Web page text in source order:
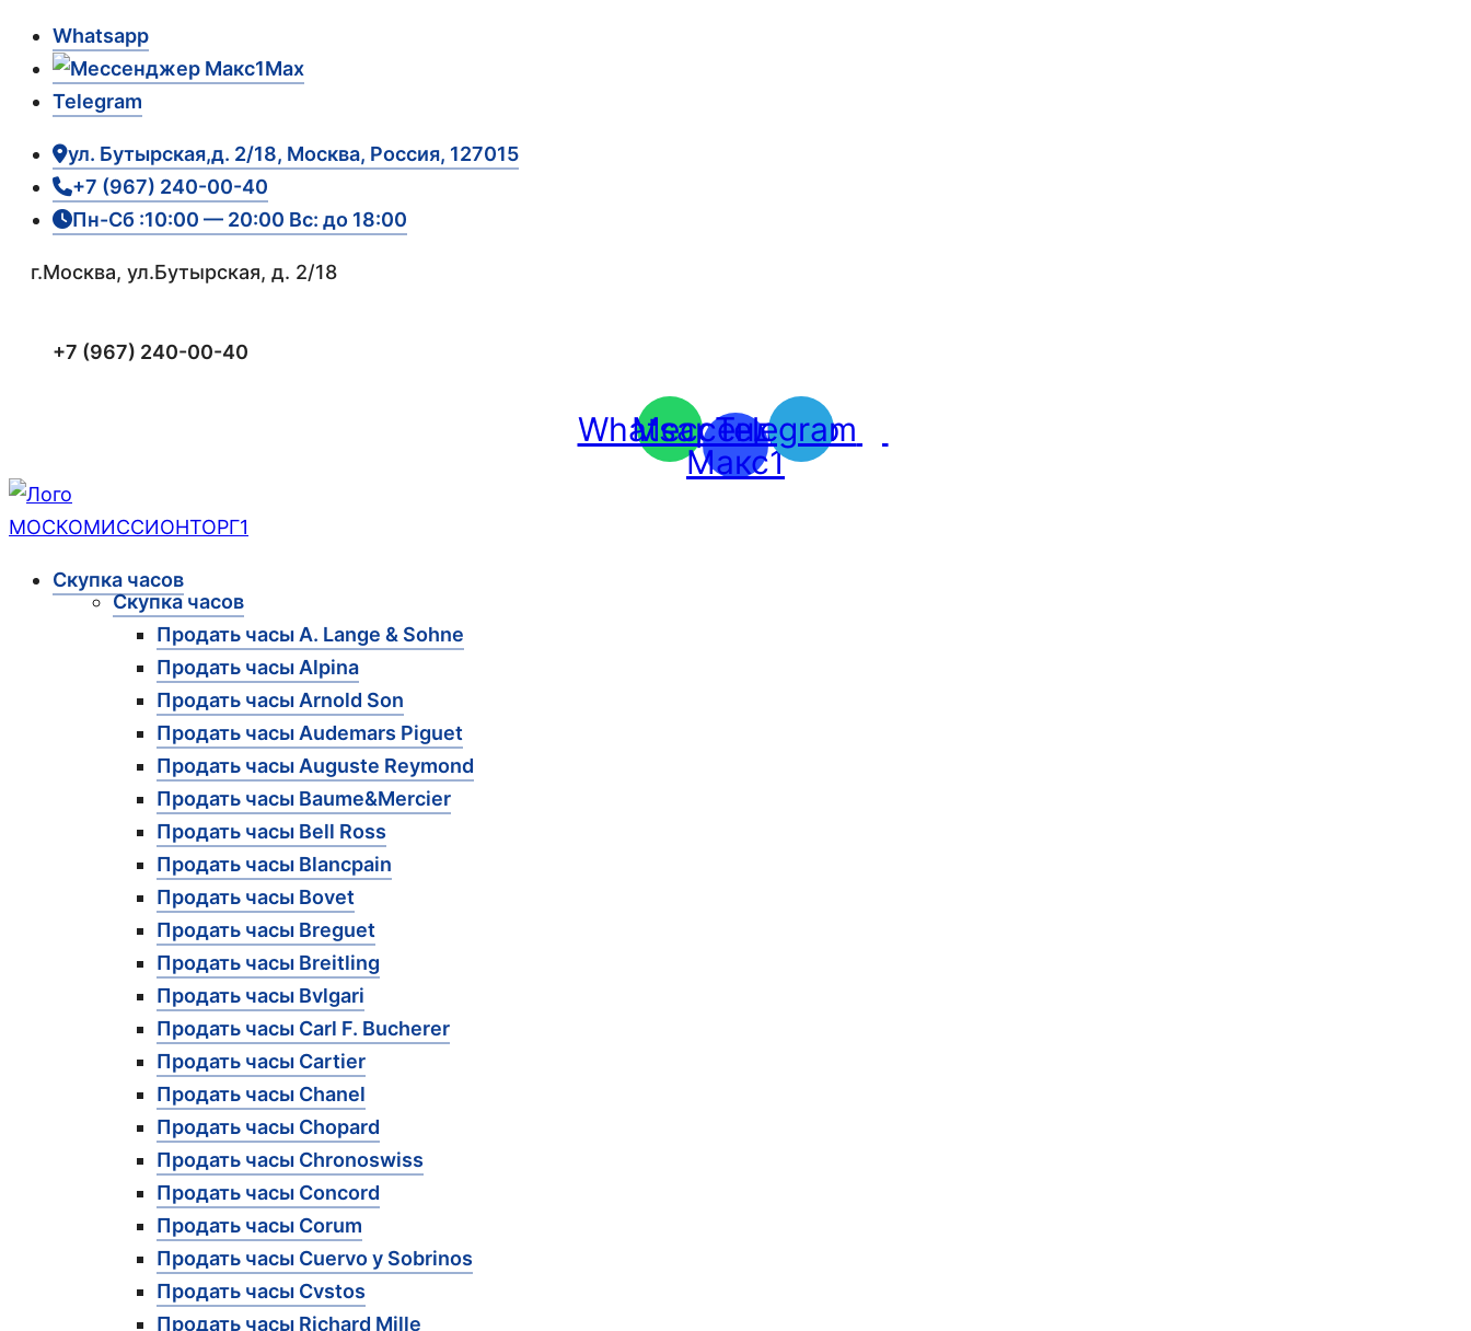
Whatsapp
Max
Telegram
ул. Бутырская,д. 2/18, Москва, Россия, 127015
+7 (967) 240-00-40
Пн-Сб :10:00 — 20:00 Вс: до 18:00
г.Москва, ул.Бутырская, д. 2/18
+7 (967) 240-00-40
Whatsapp
Мессенджер
Макс1
Telegram
Скупка часов
Скупка часов
Продать часы A. Lange & Sohne
Продать часы Alpina
Продать часы Arnold Son
Продать часы Audemars Piguet
Продать часы Auguste Reymond
Продать часы Baume&Mercier
Продать часы Bell Ross
Продать часы Blancpain
Продать часы Bovet
Продать часы Breguet
Продать часы Breitling
Продать часы Bvlgari
Продать часы Carl F. Bucherer
Продать часы Cartier
Продать часы Chanel
Продать часы Chopard
Продать часы Chronoswiss
Продать часы Concord
Продать часы Corum
Продать часы Cuervo y Sobrinos
Продать часы Cvstos
Продать часы Richard Mille